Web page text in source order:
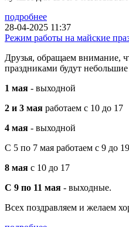
подробнее
28-04-2025 11:37
Режим работы на майские
Друзья, обращаем внимание,
праздниками будут
1 мая - выходной
2 и 3 мая работаем с 10 до 17
4 мая - выходной
С 5 по 7 мая работаем с 9 до 19
8 мая с 10 до 17
С 9 по 11 мая - выходные.
Всех поздравляем и желаем